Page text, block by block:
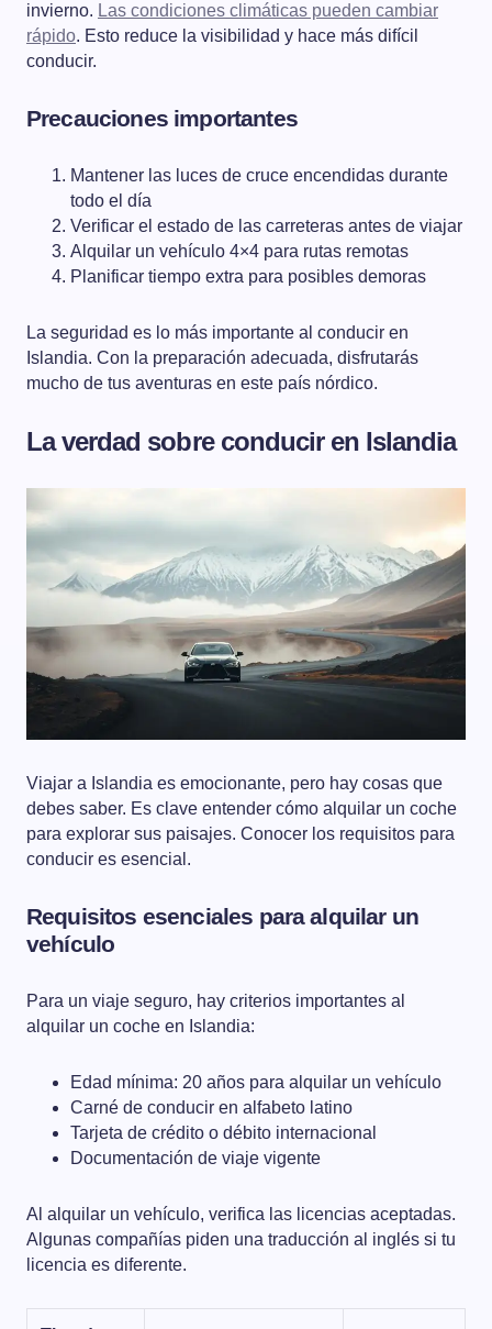
invierno. Las condiciones climáticas pueden cambiar
rápido. Esto reduce la visibilidad y hace más difícil
conducir.
Precauciones importantes
Mantener las luces de cruce encendidas durante
todo el día
Verificar el estado de las carreteras antes de viajar
Alquilar un vehículo 4×4 para rutas remotas
Planificar tiempo extra para posibles demoras
La seguridad es lo más importante al conducir en
Islandia. Con la preparación adecuada, disfrutarás
mucho de tus aventuras en este país nórdico.
La verdad sobre conducir en Islandia
Viajar a Islandia es emocionante, pero hay cosas que
debes saber. Es clave entender cómo alquilar un coche
para explorar sus paisajes. Conocer los requisitos para
conducir es esencial.
Requisitos esenciales para alquilar un
vehículo
Para un viaje seguro, hay criterios importantes al
alquilar un coche en Islandia:
Edad mínima: 20 años para alquilar un vehículo
Carné de conducir en alfabeto latino
Tarjeta de crédito o débito internacional
Documentación de viaje vigente
Al alquilar un vehículo, verifica las licencias aceptadas.
Algunas compañías piden una traducción al inglés si tu
licencia es diferente.